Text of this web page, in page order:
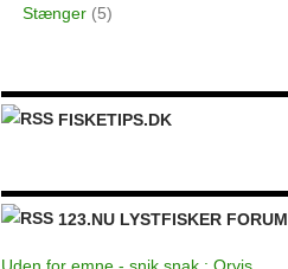
Stænger (5)
FISKETIPS.DK
123.NU LYSTFISKER FORUM
Uden for emne - snik snak : Orvis...